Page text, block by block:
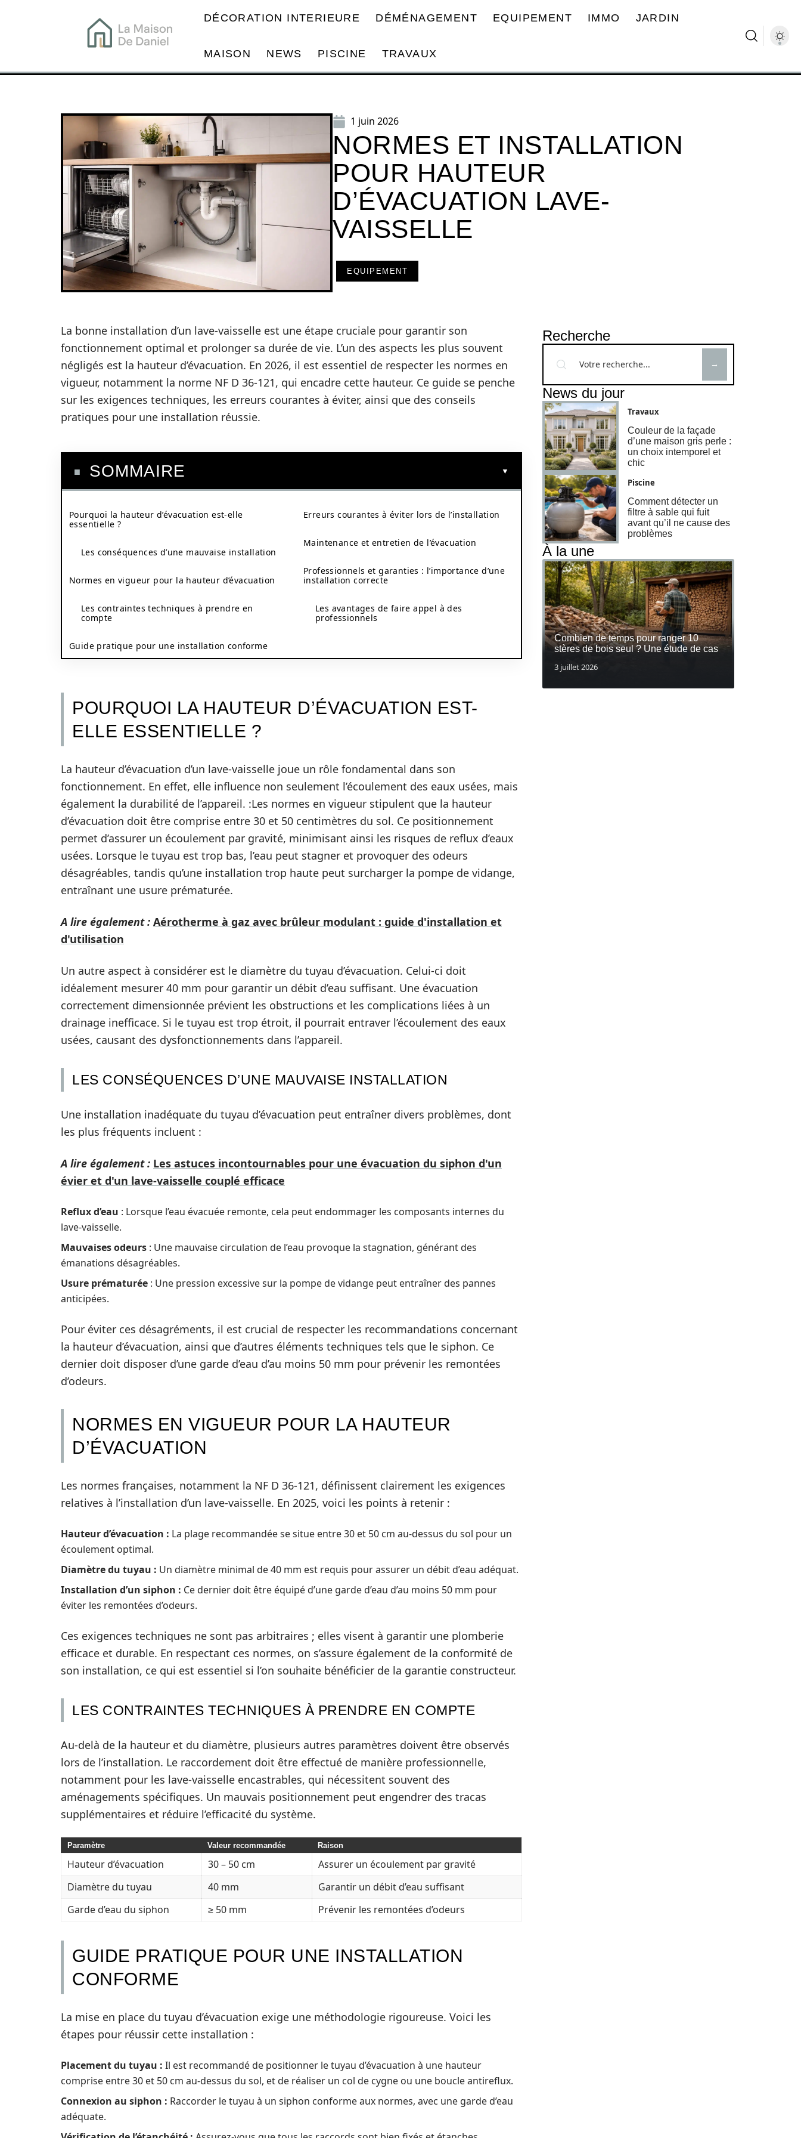
DÉCORATION INTERIEURE DÉMÉNAGEMENT EQUIPEMENT IMMO JARDIN
MAISON NEWS PISCINE TRAVAUX
1 juin 2026
NORMES ET INSTALLATION
POUR HAUTEUR
D’ÉVACUATION LAVE-
VAISSELLE
EQUIPEMENT
La bonne installation d’un lave-vaisselle est une étape cruciale pour garantir son
fonctionnement optimal et prolonger sa durée de vie. L’un des aspects les plus souvent
négligés est la hauteur d’évacuation. En 2026, il est essentiel de respecter les normes en
vigueur, notamment la norme NF D 36-121, qui encadre cette hauteur. Ce guide se penche
sur les exigences techniques, les erreurs courantes à éviter, ainsi que des conseils
pratiques pour une installation réussie.
SOMMAIRE
Pourquoi la hauteur d’évacuation est-elle
essentielle ?
Les conséquences d’une mauvaise installation
Normes en vigueur pour la hauteur d’évacuation
Les contraintes techniques à prendre en
compte
Guide pratique pour une installation conforme
Erreurs courantes à éviter lors de l’installation
Maintenance et entretien de l’évacuation
Professionnels et garanties : l’importance d’une
installation correcte
Les avantages de faire appel à des
professionnels
POURQUOI LA HAUTEUR D’ÉVACUATION EST-
ELLE ESSENTIELLE ?
La hauteur d’évacuation d’un lave-vaisselle joue un rôle fondamental dans son
fonctionnement. En effet, elle influence non seulement l’écoulement des eaux usées, mais
également la durabilité de l’appareil. :Les normes en vigueur stipulent que la hauteur
d’évacuation doit être comprise entre 30 et 50 centimètres du sol. Ce positionnement
permet d’assurer un écoulement par gravité, minimisant ainsi les risques de reflux d’eaux
usées. Lorsque le tuyau est trop bas, l’eau peut stagner et provoquer des odeurs
désagréables, tandis qu’une installation trop haute peut surcharger la pompe de vidange,
entraînant une usure prématurée.
A lire également : Aérotherme à gaz avec brûleur modulant : guide d'installation et
d'utilisation
Un autre aspect à considérer est le diamètre du tuyau d’évacuation. Celui-ci doit
idéalement mesurer 40 mm pour garantir un débit d’eau suffisant. Une évacuation
correctement dimensionnée prévient les obstructions et les complications liées à un
drainage inefficace. Si le tuyau est trop étroit, il pourrait entraver l’écoulement des eaux
usées, causant des dysfonctionnements dans l’appareil.
LES CONSÉQUENCES D’UNE MAUVAISE INSTALLATION
Une installation inadéquate du tuyau d’évacuation peut entraîner divers problèmes, dont
les plus fréquents incluent :
A lire également : Les astuces incontournables pour une évacuation du siphon d'un
évier et d'un lave-vaisselle couplé efficace
Reflux d’eau : Lorsque l’eau évacuée remonte, cela peut endommager les composants internes du
lave-vaisselle.
Mauvaises odeurs : Une mauvaise circulation de l’eau provoque la stagnation, générant des
émanations désagréables.
Usure prématurée : Une pression excessive sur la pompe de vidange peut entraîner des pannes
anticipées.
Pour éviter ces désagréments, il est crucial de respecter les recommandations concernant
la hauteur d’évacuation, ainsi que d’autres éléments techniques tels que le siphon. Ce
dernier doit disposer d’une garde d’eau d’au moins 50 mm pour prévenir les remontées
d’odeurs.
NORMES EN VIGUEUR POUR LA HAUTEUR
D’ÉVACUATION
Les normes françaises, notamment la NF D 36-121, définissent clairement les exigences
relatives à l’installation d’un lave-vaisselle. En 2025, voici les points à retenir :
Hauteur d’évacuation : La plage recommandée se situe entre 30 et 50 cm au-dessus du sol pour un
écoulement optimal.
Diamètre du tuyau : Un diamètre minimal de 40 mm est requis pour assurer un débit d’eau adéquat.
Installation d’un siphon : Ce dernier doit être équipé d’une garde d’eau d’au moins 50 mm pour
éviter les remontées d’odeurs.
Ces exigences techniques ne sont pas arbitraires ; elles visent à garantir une plomberie
efficace et durable. En respectant ces normes, on s’assure également de la conformité de
son installation, ce qui est essentiel si l’on souhaite bénéficier de la garantie constructeur.
LES CONTRAINTES TECHNIQUES À PRENDRE EN COMPTE
Au-delà de la hauteur et du diamètre, plusieurs autres paramètres doivent être observés
lors de l’installation. Le raccordement doit être effectué de manière professionnelle,
notamment pour les lave-vaisselle encastrables, qui nécessitent souvent des
aménagements spécifiques. Un mauvais positionnement peut engendrer des tracas
supplémentaires et réduire l’efficacité du système.
Paramètre Valeur recommandée Raison
Hauteur d’évacuation 30 – 50 cm
Assurer un écoulement par gravité
Diamètre du tuyau
40 mm
Garantir un débit d’eau suffisant
Garde d’eau du siphon
≥ 50 mm Prévenir les remontées d’odeurs
GUIDE PRATIQUE POUR UNE INSTALLATION
CONFORME
La mise en place du tuyau d’évacuation exige une méthodologie rigoureuse. Voici les
étapes pour réussir cette installation :
Placement du tuyau : Il est recommandé de positionner le tuyau d’évacuation à une hauteur
comprise entre 30 et 50 cm au-dessus du sol, et de réaliser un col de cygne ou une boucle antireflux.
Connexion au siphon : Raccorder le tuyau à un siphon conforme aux normes, avec une garde d’eau
adéquate.
Recherche
News du jour
Travaux
Couleur de la façade
d’une maison gris perle :
un choix intemporel et
chic
Piscine
Comment détecter un
filtre à sable qui fuit
avant qu’il ne cause des
problèmes
À la une
Combien de temps pour ranger 10
stères de bois seul ? Une étude de cas
3 juillet 2026